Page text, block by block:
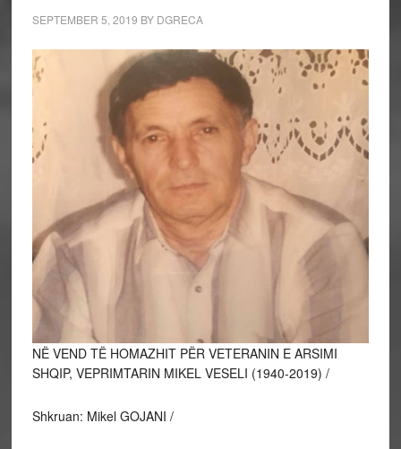
SEPTEMBER 5, 2019 BY DGRECA
NË VEND TË HOMAZHIT PËR VETERANIN E ARSIMI
SHQIP, VEPRIMTARIN MIKEL VESELI (1940-2019) /
Shkruan: Mikel GOJANI /